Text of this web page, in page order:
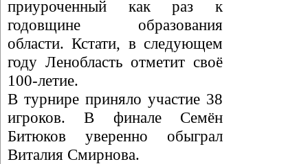
приуроченный как раз к
годовщине образования
области. Кстати, в следующем
году Ленобласть отметит своё
100-летие.
В турнире приняло участие 38
игроков. В финале Семён
Битюков уверенно обыграл
Виталия Смирнова.